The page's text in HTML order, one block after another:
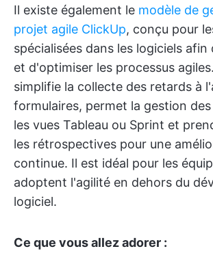
Il existe également le modèle de
projet agile ClickUp, conçu pour
spécialisées dans les logiciels afin
et d'optimiser les processus
simplifie la collecte des retards à
formulaires, permet la gestion
les vues Tableau ou Sprint et
les rétrospectives pour une
continue. Il est idéal pour les
adoptent l'agilité en dehors du
logiciel.
Ce que vous allez adorer :